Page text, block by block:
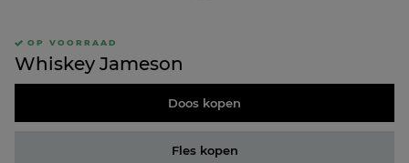
OP VOORRAAD
Whiskey Jameson
Doos kopen
Fles kopen